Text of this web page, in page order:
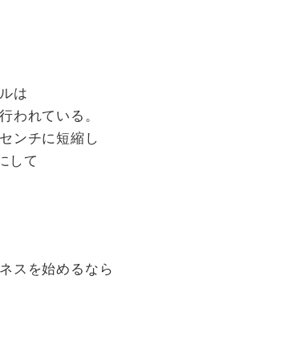
は
われている。
ンチに短縮し
して
スを始めるなら